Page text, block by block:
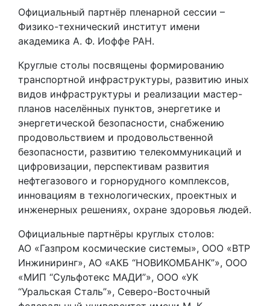
Официальный партнёр пленарной сессии –
Физико-технический институт имени
академика А. Ф. Иоффе РАН.
Круглые столы посвящены формированию
транспортной инфраструктуры, развитию иных
видов инфраструктуры и реализации мастер-
планов населённых пунктов, энергетике и
энергетической безопасности, снабжению
продовольствием и продовольственной
безопасности, развитию телекоммуникаций и
цифровизации, перспективам развития
нефтегазового и горнорудного комплексов,
инновациям в технологических, проектных и
инженерных решениях, охране здоровья людей.
Официальные партнёры круглых столов:
АО «Газпром космические системы», ООО «ВТР
Инжиниринг», АО «АКБ “НОВИКОМБАНК”», ООО
«МИП “Сульфотекс МАДИ”», ООО «УК
“Уральская Сталь”», Северо-Восточный